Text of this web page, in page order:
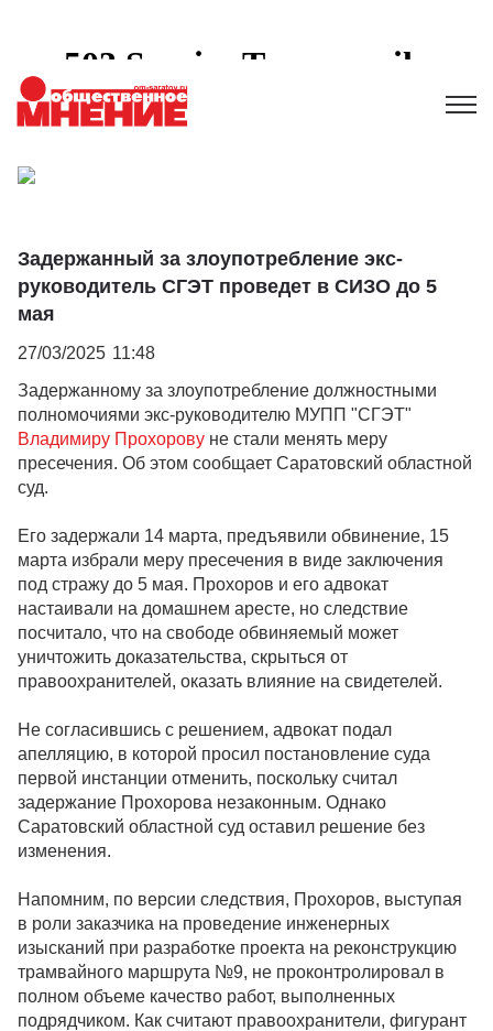
Задержанный за злоупотребление экс-
руководитель СГЭТ проведет в СИЗО до 5
мая
27/03/2025 11:48
Задержанному за злоупотребление должностными
полномочиями экс-руководителю МУПП "СГЭТ"
Владимиру Прохорову не стали менять меру
пресечения. Об этом сообщает Саратовский областной
суд.
Его задержали 14 марта, предъявили обвинение, 15
марта избрали меру пресечения в виде заключения
под стражу до 5 мая. Прохоров и его адвокат
настаивали на домашнем аресте, но следствие
посчитало, что на свободе обвиняемый может
уничтожить доказательства, скрыться от
правоохранителей, оказать влияние на свидетелей.
Не согласившись с решением, адвокат подал
апелляцию, в которой просил постановление суда
первой инстанции отменить, поскольку считал
задержание Прохорова незаконным. Однако
Саратовский областной суд оставил решение без
изменения.
Напомним, по версии следствия, Прохоров, выступая
в роли заказчика на проведение инженерных
изысканий при разработке проекта на реконструкцию
трамвайного маршрута №9, не проконтролировал в
полном объеме качество работ, выполненных
подрядчиком. Как считают правоохранители, фигурант